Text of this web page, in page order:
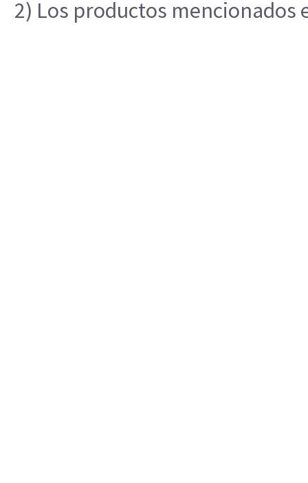
2) Los productos mencionados